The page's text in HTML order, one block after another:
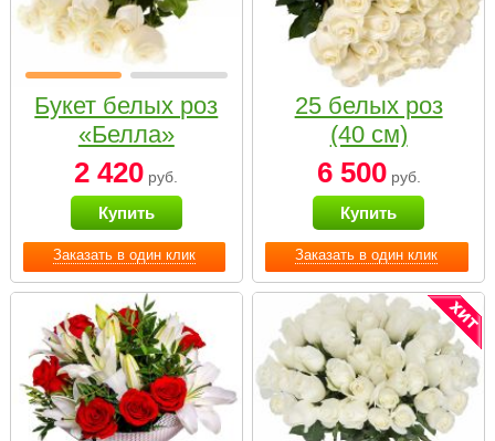
Заказать в один клик
Букет белых роз
«Белла»
2 420 руб.
Купить
Заказать в один клик
25 белых роз
(40 см)
6 500руб.
Купить